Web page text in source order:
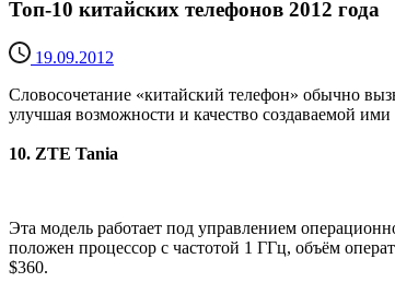
Топ-10 китайских телефонов 2012 года
19.09.2012
Словосочетание «китайский телефон» обычно
улучшая возможности и качество создаваемой
10. ZTE Tania
Эта модель работает под управлением
положен процессор с частотой 1 ГГц, объём
$360.